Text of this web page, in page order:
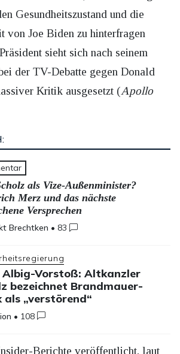
Gesundheitszustand und die
von Joe Biden zu hinterfragen
sieht sich nach seinem
der TV-Debatte gegen Donald
Kritik ausgesetzt (Apollo
als Vize-Außenminister?
Merz und das nächste
Versprechen
Brechtken • 83
Albig-Vorstoß: Altkanzler
bezeichnet Brandmauer-
als „verstörend“
• 108
Berichte veröffentlicht, laut